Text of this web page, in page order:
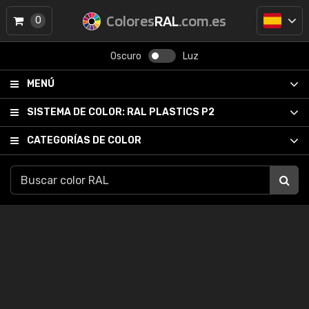
ColoresRAL.com.es
Oscuro Luz
MENÚ
SISTEMA DE COLOR: RAL PLASTICS P2
CATEGORÍAS DE COLOR
0